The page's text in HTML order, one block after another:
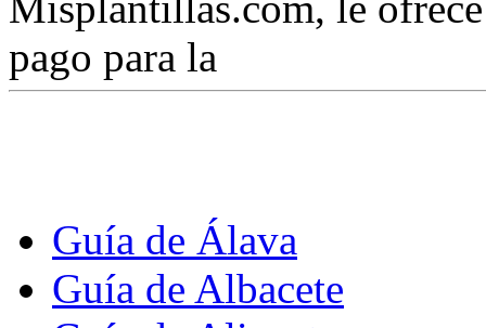
pago para la
Guía de Álava
Guía de Albacete